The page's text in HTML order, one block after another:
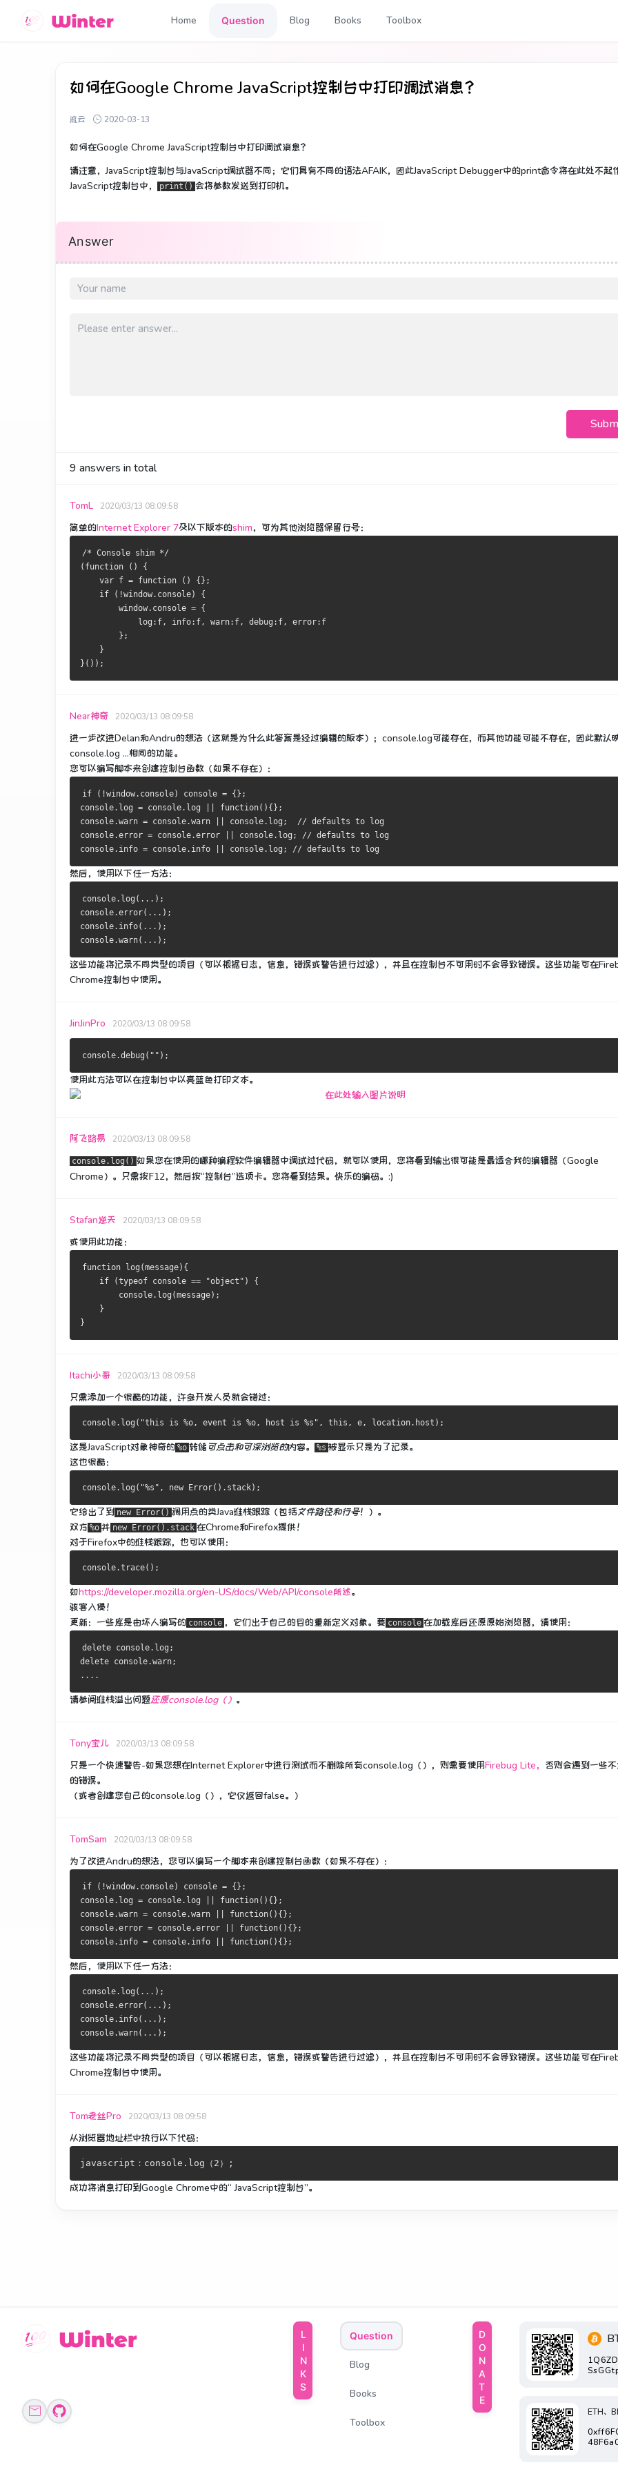
Home Question Blog Books Toolbox
如何在Google Chrome JavaScript控制台中打印调试消息？
流云 2020-03-13
如何在Google Chrome JavaScript控制台中打印调试消息？
请注意，JavaScript控制台与JavaScript调试器不同； 它们具有不同的语法AFAIK，因此JavaScript Debugger中的print命令将在此处不起
JavaScript控制台中，
print() 会将参数发送到打印机。
Answer
9 answers in total
TomL 2020/03/13 08:09:58
简单的Internet Explorer 7及以下版本的shim，可为其他浏览器保留行号：
/* Console shim */
(function () {
    var f = function () {};
    if (!window.console) {
        window.console = {
            log:f, info:f, warn:f, debug:f, error:f
        };
    }
}());
Near神奇 2020/03/13 08:09:58
进一步改进Delan和Andru的想法（这就是为什么此答案是经过编辑的版本）； console.log可能存在，而其他功能可能不存在，因此默认
console.log ...相同的功能。
您可以编写脚本来创建控制台函数（如果不存在）：
if (!window.console) console = {};
console.log = console.log || function(){};
console.warn = console.warn || console.log;  // defaults to log
console.error = console.error || console.log; // defaults to log
console.info = console.info || console.log; // defaults to log
然后，使用以下任一方法：
console.log(...);
console.error(...);
console.info(...);
console.warn(...);
这些功能将记录不同类型的项目（可以根据日志，信息，错误或警告进行过滤），并且在控制台不可用时不会导致错误。 这些功能可在
Chrome控制台中使用。
JinJinPro 2020/03/13 08:09:58
使用此方法可以在控制台中以亮蓝色打印文本。
阿飞路易 2020/03/13 08:09:58
console.log() 如果您在使用的哪种编程软件编辑器中调试过代码， 就可以使用，您将看到输出很可能是最适合我的编辑器（Google
Chrome）。 只需按F12，然后按“控制台”选项卡。 您将看到结果。 快乐的编码。 :)
Stafan逆天 2020/03/13 08:09:58
或使用此功能：
function log(message){
    if (typeof console == "object") {
        console.log(message);
    }
}
Itachi小哥 2020/03/13 08:09:58
只需添加一个很酷的功能，许多开发人员就会错过：
这是JavaScript对象神奇的 %o 转储 可点击和可深浏览的内容。 %s 被显示只是为了记录。
这也很酷：
它给出了到 new Error() 调用点的类Java堆栈跟踪 （包括文件路径和行号！）。
双方 %o 并 new Error().stack 在Chrome和Firefox提供！
对于Firefox中的堆栈跟踪，也可以使用：
如https://developer.mozilla.org/en-US/docs/Web/API/console所述。
骇客入侵！
更新：一些库是由坏人编写的 console ，它们出于自己的目的重新定义对象。 要 console 在加载库后还原原始浏览器，请使用：
delete console.log;
delete console.warn;
....
请参阅堆栈溢出问题还原console.log（） 。
Tony宝儿 2020/03/13 08:09:58
只是一个快速警告-如果您想在Internet Explorer中进行测试而不删除所有console.log（），则需要使用Firebug Lite， 否则会遇到一些
的错误。
（或者创建您自己的console.log（），它仅返回false。）
TomSam 2020/03/13 08:09:58
为了改进Andru的想法，您可以编写一个脚本来创建控制台函数（如果不存在）：
if (!window.console) console = {};
console.log = console.log || function(){};
console.warn = console.warn || function(){};
console.error = console.error || function(){};
console.info = console.info || function(){};
然后，使用以下任一方法：
console.log(...);
console.error(...);
console.info(...);
console.warn(...);
这些功能将记录不同类型的项目（可以根据日志，信息，错误或警告进行过滤），并且在控制台不可用时不会导致错误。 这些功能可在
Chrome控制台中使用。
Tom老丝Pro 2020/03/13 08:09:58
从浏览器地址栏中执行以下代码：
成功将消息打印到Google Chrome中的“ JavaScript控制台”。
LINKS Question
Blog
Books
Toolbox
DONATE
ETH、